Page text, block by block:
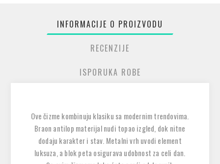
INFORMACIJE O PROIZVODU
RECENZIJE
ISPORUKA ROBE
Ove čizme kombinuju klasiku sa modernim trendovima.
Braon antilop materijal nudi topao izgled, dok nitne
dodaju karakter i stav. Metalni vrh uvodi element
luksuza, a blok peta osigurava udobnost za celi dan.